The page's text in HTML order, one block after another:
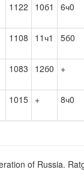
1122 10б1 6ч0
1108 11ч1 5б0
1083 12б0 +
1015 + 8ч0
of Russia.